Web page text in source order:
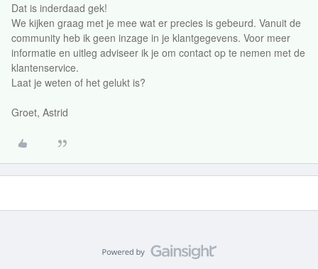
Dat is inderdaad gek!
We kijken graag met je mee wat er precies is gebeurd. Vanuit de
community heb ik geen inzage in je klantgegevens. Voor meer
informatie en uitleg adviseer ik je om contact op te nemen met de
klantenservice.
Laat je weten of het gelukt is?
Groet, Astrid